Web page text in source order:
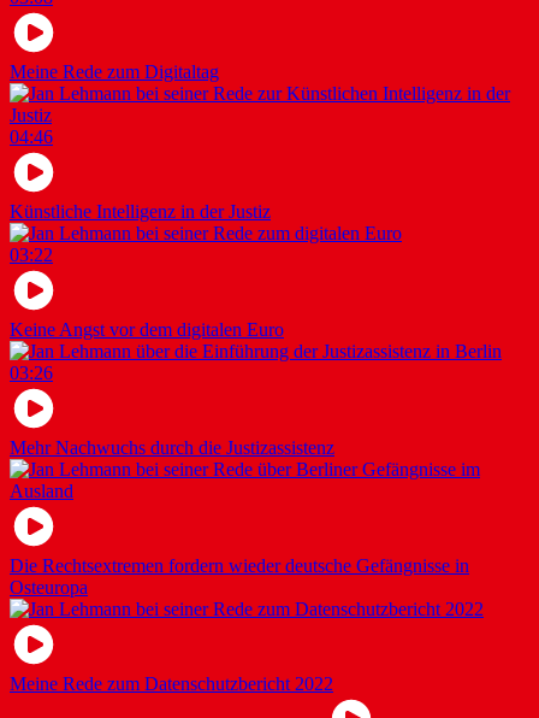
Meine Rede zum Digitaltag
04:46
Künstliche Intelligenz in der Justiz
03:22
Keine Angst vor dem digitalen Euro
03:26
Mehr Nachwuchs durch die Justizassistenz
Die Rechtsextremen fordern wieder deutsche Gefängnisse in
Osteuropa
Meine Rede zum Datenschutzbericht 2022